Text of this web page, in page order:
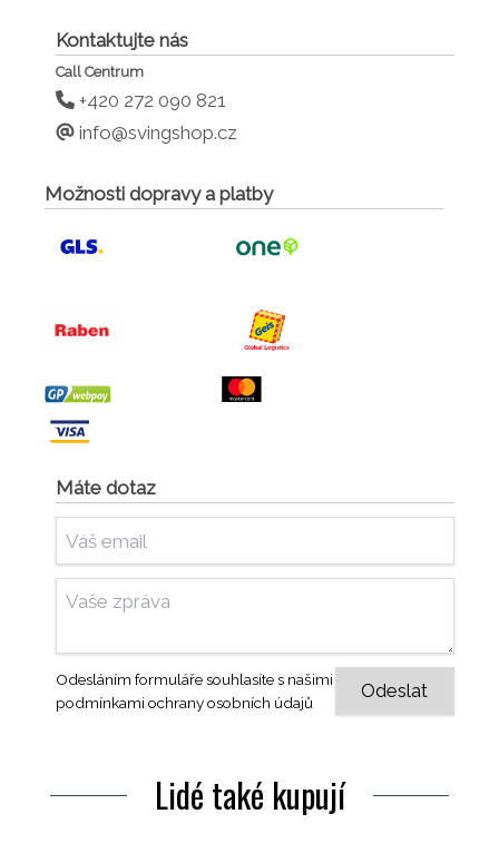
Kontaktujte nás
Call Centrum
+420 272 090 821
info@svingshop.cz
Možnosti dopravy a platby
Máte dotaz
Odesláním formuláře souhlasíte s našimi
podmínkami ochrany osobních údajů
Lidé také kupují